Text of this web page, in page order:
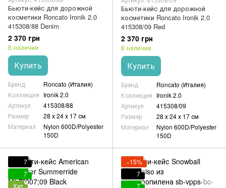
Бьюти-кейс для дорожной
косметики Roncato Ironik 2.0
415308/88 Denim
2 370 грн
В наличии
Купить
Бренд
Roncato (Италия)
Коллекция Ironik 2.0
Артикул
415308/88
Размер
28 х 24 х 17 см
Материал
Nylon 600D/Polyester
150D
Бьюти-кейс для дорожной
косметики Roncato Ironik 2.0
415308/09 Red
2 370 грн
В наличии
Купить
Бренд
Roncato (Италия)
Коллекция Ironik 2.0
Артикул
415308/09
Размер
28 х 24 х 17 см
Материал
Nylon 600D/Polyester
150D
7
7
Хит
−15%
7
7